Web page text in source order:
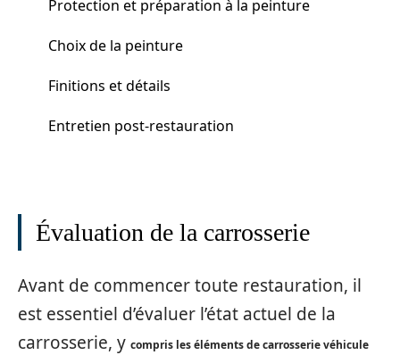
Protection et préparation à la peinture
Choix de la peinture
Finitions et détails
Entretien post-restauration
Évaluation de la carrosserie
Avant de commencer toute restauration, il
est essentiel d’évaluer l’état actuel de la
carrosserie, y compris les éléments de carrosserie véhicule